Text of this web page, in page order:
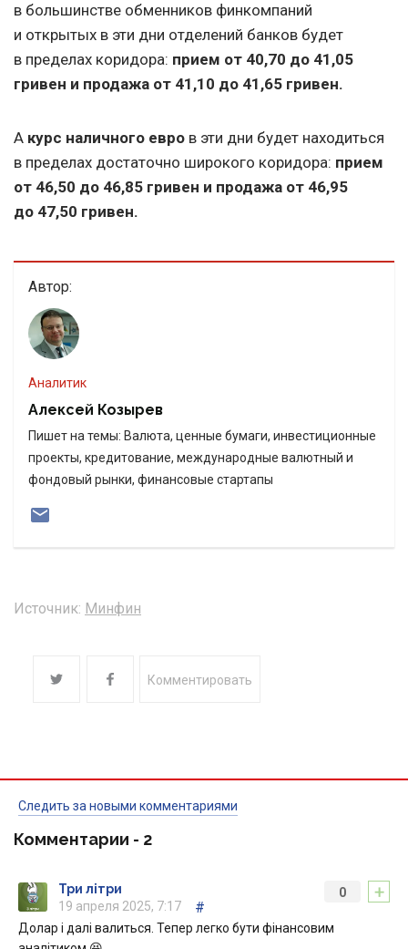
в большинстве обменников финкомпаний
и открытых в эти дни отделений банков будет
в пределах коридора: прием от 40,70 до 41,05
гривен и продажа от 41,10 до 41,65 гривен.
А курс наличного евро в эти дни будет находиться
в пределах достаточно широкого коридора: прием
от 46,50 до 46,85 гривен и продажа от 46,95
до 47,50 гривен.
Автор:
Аналитик
Алексей Козырев
Пишет на темы: Валюта, ценные бумаги, инвестиционные
проекты, кредитование, международные валютный и
фондовый рынки, финансовые стартапы
Источник: Минфин
Комментировать
Следить за новыми комментариями
Комментарии - 2
+
0
Три літри
19 апреля 2025, 7:17
#
Долар і далі валиться. Тепер легко бути фінансовим